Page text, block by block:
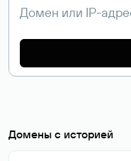
Домены с историей